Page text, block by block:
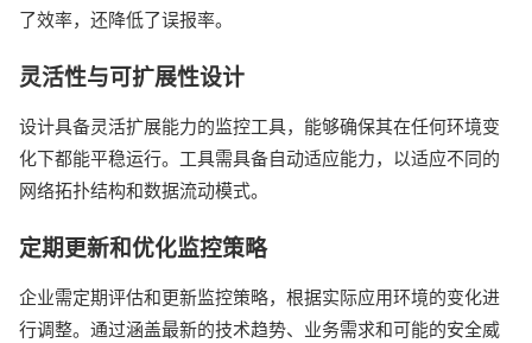
了效率，还降低了误报率。
灵活性与可扩展性设计
设计具备灵活扩展能力的监控工具，能够确保其在任何环境变
化下都能平稳运行。工具需具备自动适应能力，以适应不同的
网络拓扑结构和数据流动模式。
定期更新和优化监控策略
企业需定期评估和更新监控策略，根据实际应用环境的变化进
行调整。通过涵盖最新的技术趋势、业务需求和可能的安全威